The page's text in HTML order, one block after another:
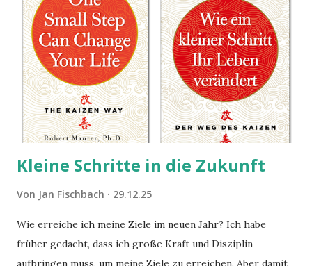
Kleine Schritte in die Zukunft
Von Jan Fischbach 29.12.25
Wie erreiche ich meine Ziele im neuen Jahr? Ich habe
früher gedacht, dass ich große Kraft und Disziplin
aufbringen muss, um meine Ziele zu erreichen. Aber damit